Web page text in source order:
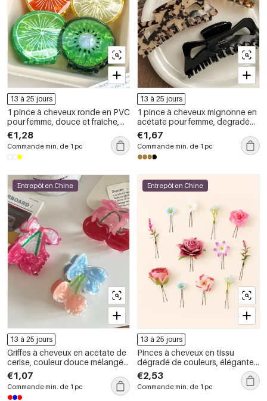
13 à 25 jours
1 pince à cheveux ronde en PVC
pour femme, douce et fraîche,
en forme de citron
€1,28
Commande min. de 1 pc
13 à 25 jours
1 pince à cheveux mignonne en
acétate pour femme, dégradé
de couleurs
€1,67
Commande min. de 1 pc
Entrepôt en Chine
13 à 25 jours
Griffes à cheveux en acétate de
cerise, couleur douce mélangée,
série Simple
€1,07
Commande min. de 1 pc
Entrepôt en Chine
13 à 25 jours
Pinces à cheveux en tissu
dégradé de couleurs, élégantes,
à motif floral rose et feuille,
collection romantique
€2,53
Commande min. de 1 pc